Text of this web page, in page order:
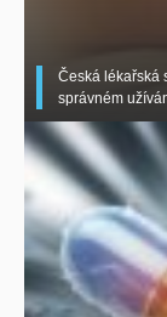
Česká lékařská
správném